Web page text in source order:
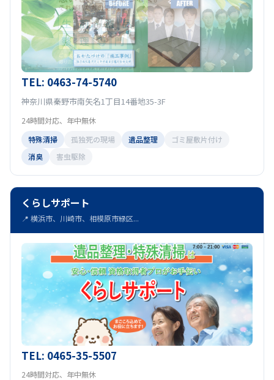
TEL: 0463-74-5740
神奈川県秦野市南矢名1丁目14番地35-3F
24時間対応、年中無休
特殊清掃
孤独死の現場 遺品整理
ゴミ屋敷片付け
消臭
害虫駆除
くらしサポート
📍 横浜市、川崎市、相模原市緑区...
TEL: 0465-35-5507
24時間対応、年中無休